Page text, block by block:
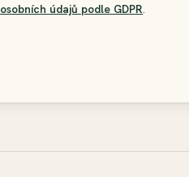
osobních údajů podle GDPR.